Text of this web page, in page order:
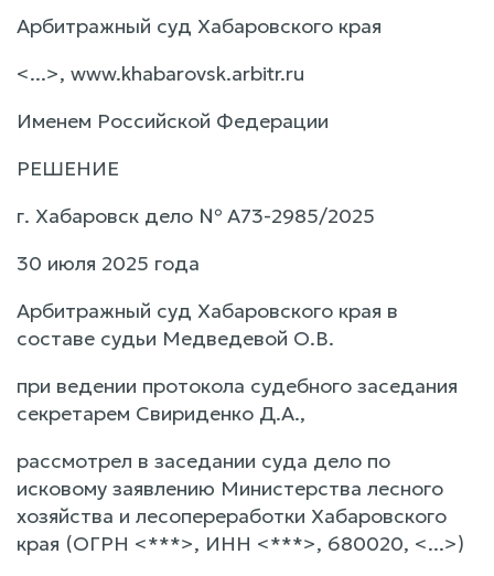
Арбитражный суд Хабаровского края
<...>, www.khabarovsk.arbitr.ru
Именем Российской Федерации
РЕШЕНИЕ
г. Хабаровск дело № А73-2985/2025
30 июля 2025 года
Арбитражный суд Хабаровского края в
составе судьи Медведевой О.В.
при ведении протокола судебного заседания
секретарем Свириденко Д.А.,
рассмотрел в заседании суда дело по
исковому заявлению Министерства лесного
хозяйства и лесопереработки Хабаровского
края (ОГРН <***>, ИНН <***>, 680020, <...>)